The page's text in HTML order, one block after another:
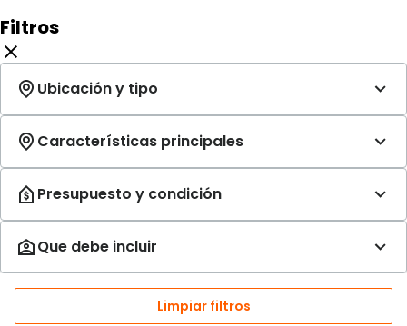
Filtros
Limpiar filtros